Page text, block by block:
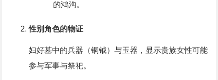
的鸿沟。
性别角色的物证
妇好墓中的兵器（铜钺）与玉器，显示贵族女性可能
参与军事与祭祀。